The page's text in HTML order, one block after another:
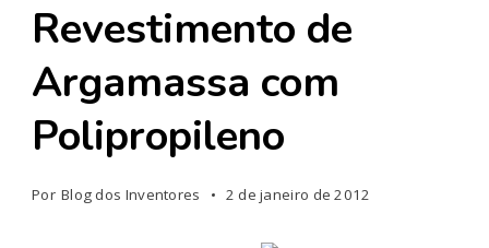
Revestimento de
Argamassa com
Polipropileno
Por Blog dos Inventores 2 de janeiro de 2012